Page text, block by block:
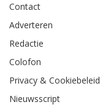
Contact
Adverteren
Redactie
Colofon
Privacy & Cookiebeleid
Nieuwsscript